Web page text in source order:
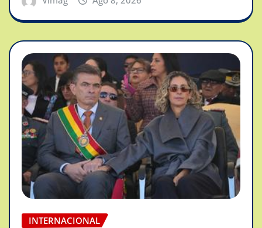
INTERNACIONAL